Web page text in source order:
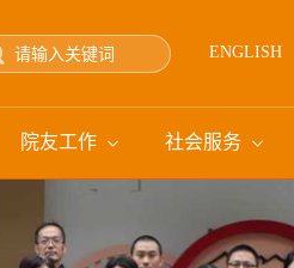
ENGLISH
院友工作 社会服务